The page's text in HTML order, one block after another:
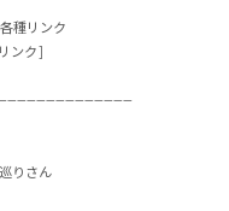
種リンク
ンク]
りさん